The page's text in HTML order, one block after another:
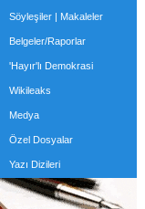
Söyleşiler | Makaleler
Belgeler/Raporlar
'Hayır'lı Demokrasi
Wikileaks
Medya
Özel Dosyalar
Yazı Dizileri